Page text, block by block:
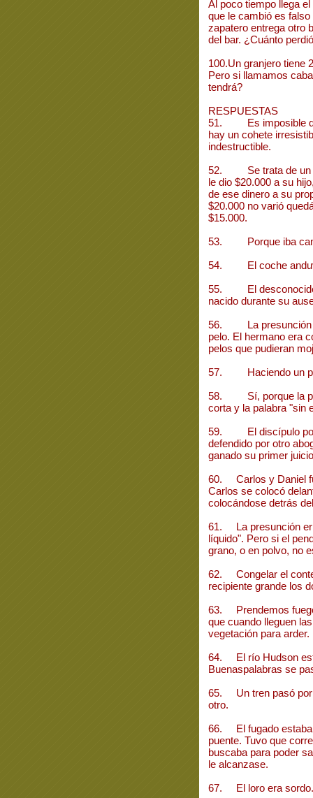
Al poco tiempo llega
que le cambió es
zapatero entrega otro
del bar. ¿Cuánto
100.Un granjero tiene
Pero si llamamos
tendrá?
RESPUESTAS
51. Es imposible
hay un cohete
indestructible.
52. Se trata de un
le dio $20.000 a su
de ese dinero a su
$20.000 no varió
$15.000.
53. Porque iba
54. El coche
55. El desconocido
nacido durante su
56. La presunción
pelo. El hermano era
pelos que pudieran
57. Haciendo un
58. Sí, porque la
corta y la palabra "sin
59. El discípulo
defendido por otro
ganado su primer
60. Carlos y Daniel
Carlos se colocó
colocándose detrás
61. La presunción
líquido". Pero si el
grano, o en polvo, no
62. Congelar el
recipiente grande los
63. Prendemos
que cuando lleguen
vegetación para arder.
64. El río Hudson
Buenaspalabras se
65. Un tren pasó por
otro.
66. El fugado estaba
puente. Tuvo que
buscaba para poder
le alcanzase.
67. El loro era sordo.